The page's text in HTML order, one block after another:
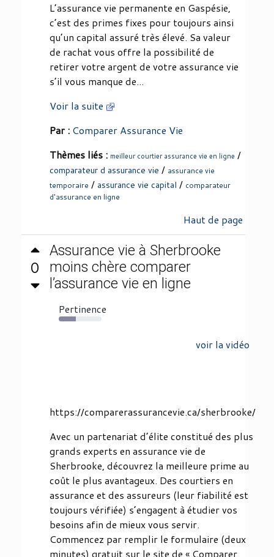
L’assurance vie permanente en Gaspésie,
c’est des primes fixes pour toujours ainsi
qu’un capital assuré très élevé. Sa valeur
de rachat vous offre la possibilité de
retirer votre argent de votre assurance vie
s’il vous manque de...
Voir la suite
Par : Comparer Assurance Vie
Thèmes liés : meilleur courtier assurance vie en ligne /
comparateur d assurance vie / assurance vie
temporaire / assurance vie capital / comparateur
d'assurance en ligne
Haut de page
0
Assurance vie à Sherbrooke
moins chère comparer
l’assurance vie en ligne
Pertinence
40%
voir la vidéo
https://comparerassurancevie.ca/sherbrooke/
Avec un partenariat d’élite constitué des plus
grands experts en assurance vie de
Sherbrooke, découvrez la meilleure prime au
coût le plus avantageux. Des courtiers en
assurance et des assureurs (leur fiabilité est
toujours vérifiée) s’engagent à étudier vos
besoins afin de mieux vous servir.
Commencez par remplir le formulaire (deux
minutes) gratuit sur le site de « Comparer